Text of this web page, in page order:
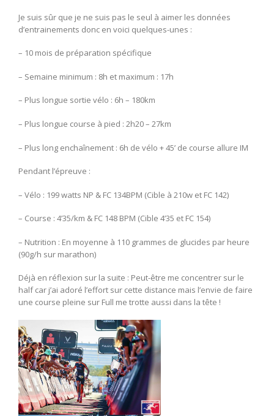
Je suis sûr que je ne suis pas le seul à aimer les données
d’entrainements donc en voici quelques-unes :
– 10 mois de préparation spécifique
– Semaine minimum : 8h et maximum : 17h
– Plus longue sortie vélo : 6h – 180km
– Plus longue course à pied : 2h20 – 27km
– Plus long enchaînement : 6h de vélo + 45’ de course allure IM
Pendant l’épreuve :
– Vélo : 199 watts NP & FC 134BPM (Cible à 210w et FC 142)
– Course : 4’35/km & FC 148 BPM (Cible 4’35 et FC 154)
– Nutrition : En moyenne à 110 grammes de glucides par heure
(90g/h sur marathon)
Déjà en réflexion sur la suite : Peut-être me concentrer sur le
half car j’ai adoré l’effort sur cette distance mais l’envie de faire
une course pleine sur Full me trotte aussi dans la tête !